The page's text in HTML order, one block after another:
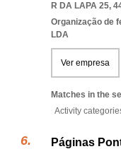
R DA LAPA 25,
Organização de
LDA
Ver empresa
Matches in the
Activity
Páginas